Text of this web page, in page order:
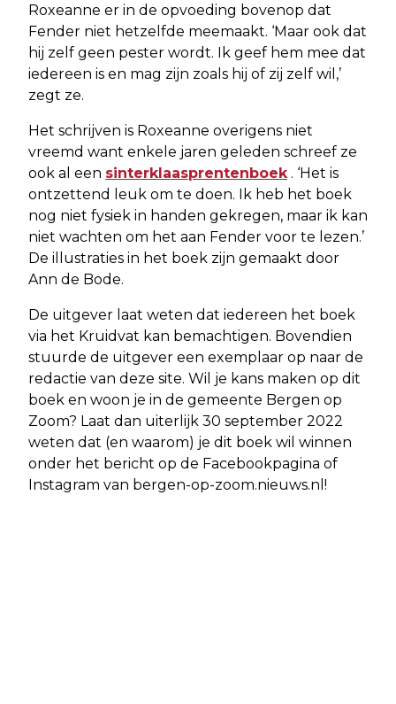
Roxeanne er in de opvoeding bovenop dat
Fender niet hetzelfde meemaakt. ‘Maar ook dat
hij zelf geen pester wordt. Ik geef hem mee dat
iedereen is en mag zijn zoals hij of zij zelf wil,’
zegt ze.
Het schrijven is Roxeanne overigens niet
vreemd want enkele jaren geleden schreef ze
ook al een sinterklaasprentenboek . ‘Het is
ontzettend leuk om te doen. Ik heb het boek
nog niet fysiek in handen gekregen, maar ik kan
niet wachten om het aan Fender voor te lezen.’
De illustraties in het boek zijn gemaakt door
Ann de Bode.
De uitgever laat weten dat iedereen het boek
via het Kruidvat kan bemachtigen. Bovendien
stuurde de uitgever een exemplaar op naar de
redactie van deze site. Wil je kans maken op dit
boek en woon je in de gemeente Bergen op
Zoom? Laat dan uiterlijk 30 september 2022
weten dat (en waarom) je dit boek wil winnen
onder het bericht op de Facebookpagina of
Instagram van bergen-op-zoom.nieuws.nl!